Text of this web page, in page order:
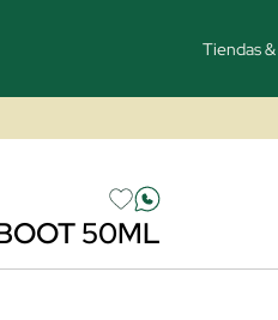
Tiendas
50ML